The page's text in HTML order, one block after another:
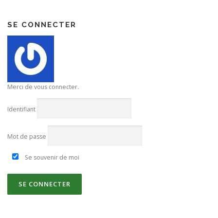
SE CONNECTER
Merci de vous connecter.
Identifiant
Mot de passe
Se souvenir de moi